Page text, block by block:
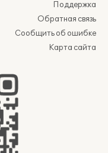
Поддержка
Обратная связь
Сообщить об ошибке
Карта сайта